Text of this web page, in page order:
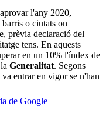
l'any 2020,
o ciutats on
prèvia declaració del
tens. En aquests
en un 10% l'índex de
Generalitat. Segons
entrar en vigor se n'han
de Google